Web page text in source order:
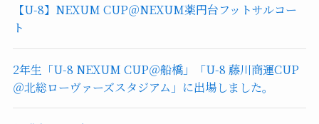
【U-8】NEXUM CUP＠NEXUM薬円台フットサルコー
ト
2年生「U-8 NEXUM CUP＠船橋」「U-8 藤川商運CUP
＠北総ローヴァーズスタジアム」に出場しました。